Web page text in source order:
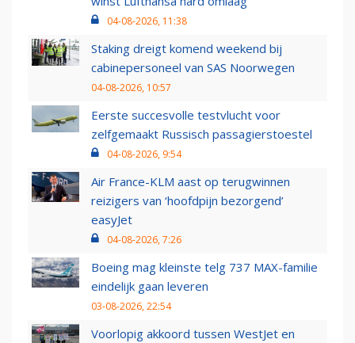
04-08-2026, 11:38
Staking dreigt komend weekend bij
cabinepersoneel van SAS Noorwegen
04-08-2026, 10:57
Eerste succesvolle testvlucht voor
zelfgemaakt Russisch passagierstoestel
04-08-2026, 9:54
Air France-KLM aast op terugwinnen
reizigers van ‘hoofdpijn bezorgend’
easyJet
04-08-2026, 7:26
Boeing mag kleinste telg 737 MAX-familie
eindelijk gaan leveren
03-08-2026, 22:54
Voorlopig akkoord tussen WestJet en